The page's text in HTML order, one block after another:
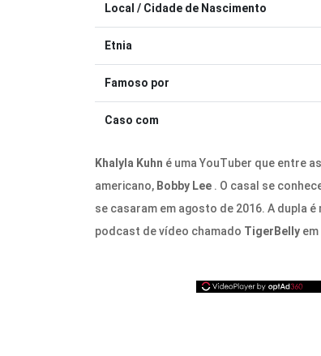
Local / Cidade de Nascimento
Etnia
Famoso por
Caso com
Khalyla Kuhn é uma YouTuber que entre
americano, Bobby Lee . O casal se
se casaram em agosto de 2016. A dupla
podcast de vídeo chamado TigerBelly